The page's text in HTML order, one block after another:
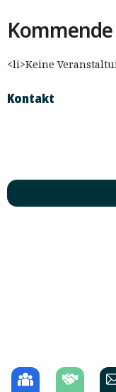
<li>Keine
Kontakt